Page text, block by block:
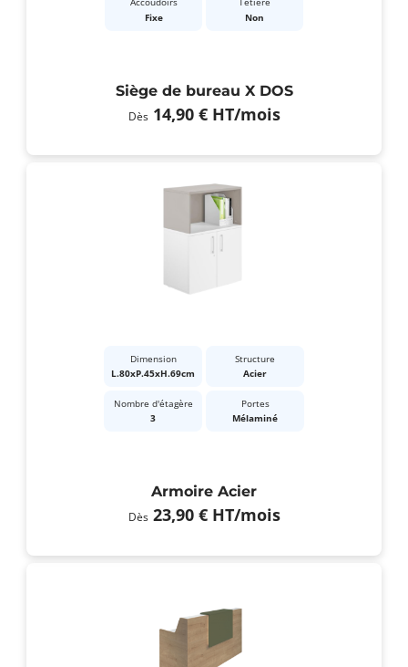
Fixe
Non
Siège de bureau X DOS
Dès 14,90 € HT/mois
Dimension
L.80xP.45xH.69cm
Structure
Acier
Nombre d'étagère
3
Portes
Mélaminé
Armoire Acier
Dès 23,90 € HT/mois